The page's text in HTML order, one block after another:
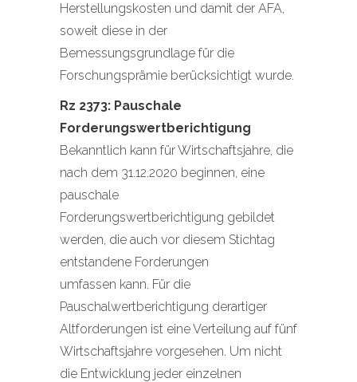
Herstellungskosten und damit der AFA,
soweit diese in der
Bemessungsgrundlage für die
Forschungsprämie berücksichtigt wurde.
Rz 2373: Pauschale
Forderungswertberichtigung
Bekanntlich kann für Wirtschaftsjahre, die
nach dem 31.12.2020 beginnen, eine
pauschale
Forderungswertberichtigung gebildet
werden, die auch vor diesem Stichtag
entstandene Forderungen
umfassen kann. Für die
Pauschalwertberichtigung derartiger
Altforderungen ist eine Verteilung auf fünf
Wirtschaftsjahre vorgesehen. Um nicht
die Entwicklung jeder einzelnen